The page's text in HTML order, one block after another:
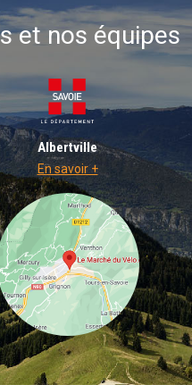
et nos équipes
Albertville
En savoir +